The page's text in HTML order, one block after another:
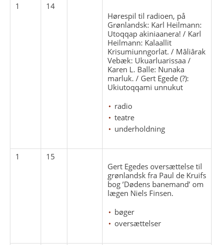
1
14
Hørespil til radioen, på
Grønlandsk: Karl Heilmann:
Utoqqap akiniaanera! / Karl
Heilmann: Kalaallit
Krisumiunngorlat. / Mâliârak
Vebæk: Ukuarluarissaa /
Karen L. Balle: Nunaka
marluk. / Gert Egede (?):
Ukiutoqqami unnukut
radio
teatre
underholdning
1
15
Gert Egedes oversættelse til
grønlandsk fra Paul de Kruifs
bog ’Dødens banemand’ om
lægen Niels Finsen.
bøger
oversættelser